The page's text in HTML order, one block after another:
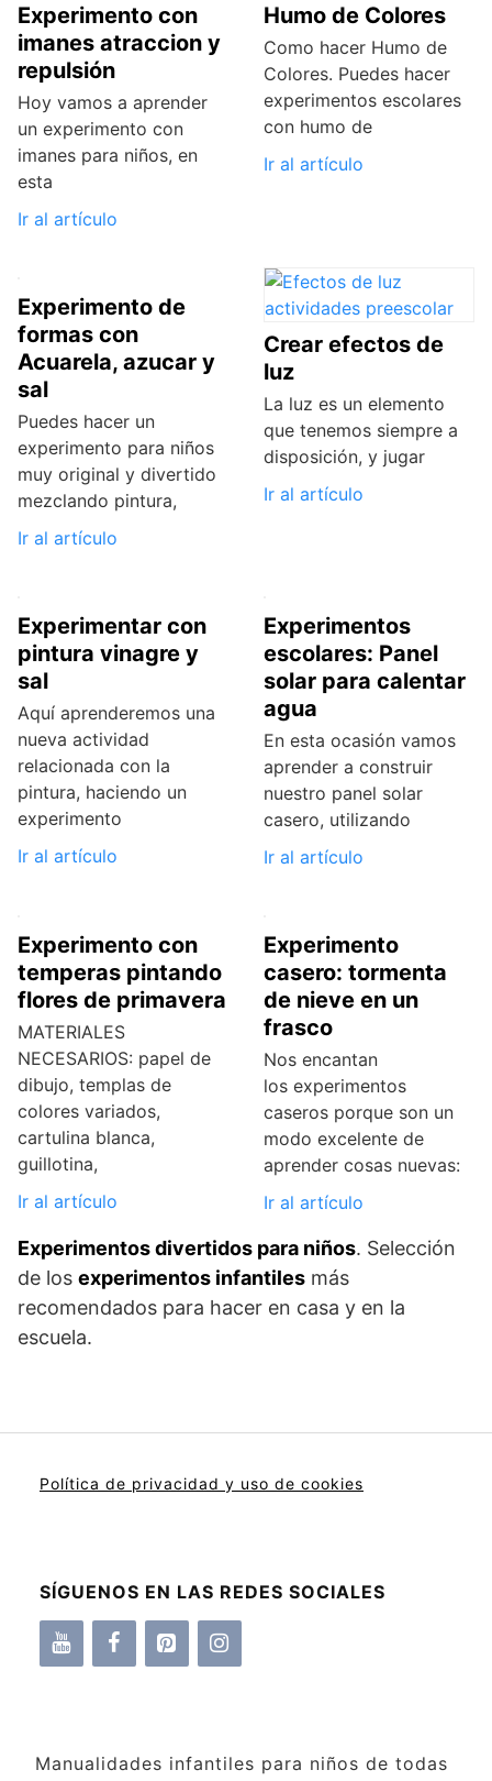
Experimento con
imanes atraccion y
repulsión
Hoy vamos a aprender
un experimento con
imanes para niños, en
esta
Ir al artículo
Humo de Colores
Como hacer Humo de
Colores. Puedes hacer
experimentos escolares
con humo de
Ir al artículo
Experimento de
formas con
Acuarela, azucar y
sal
Puedes hacer un
experimento para niños
muy original y divertido
mezclando pintura,
Ir al artículo
Crear efectos de
luz
La luz es un elemento
que tenemos siempre a
disposición, y jugar
Ir al artículo
Experimentar con
pintura vinagre y
sal
Aquí aprenderemos una
nueva actividad
relacionada con la
pintura, haciendo un
experimento
Ir al artículo
Experimentos
escolares: Panel
solar para calentar
agua
En esta ocasión vamos
aprender a construir
nuestro panel solar
casero, utilizando
Ir al artículo
Experimento con
temperas pintando
flores de primavera
MATERIALES
NECESARIOS: papel de
dibujo, templas de
colores variados,
cartulina blanca,
guillotina,
Ir al artículo
Experimento
casero: tormenta
de nieve en un
frasco
Nos encantan
los experimentos
caseros porque son un
modo excelente de
aprender cosas nuevas:
Ir al artículo
Experimentos divertidos para niños. Selección
de los experimentos infantiles más
recomendados para hacer en casa y en la
escuela.
Política de privacidad y uso de cookies
SÍGUENOS EN LAS REDES SOCIALES
Manualidades infantiles para niños de todas